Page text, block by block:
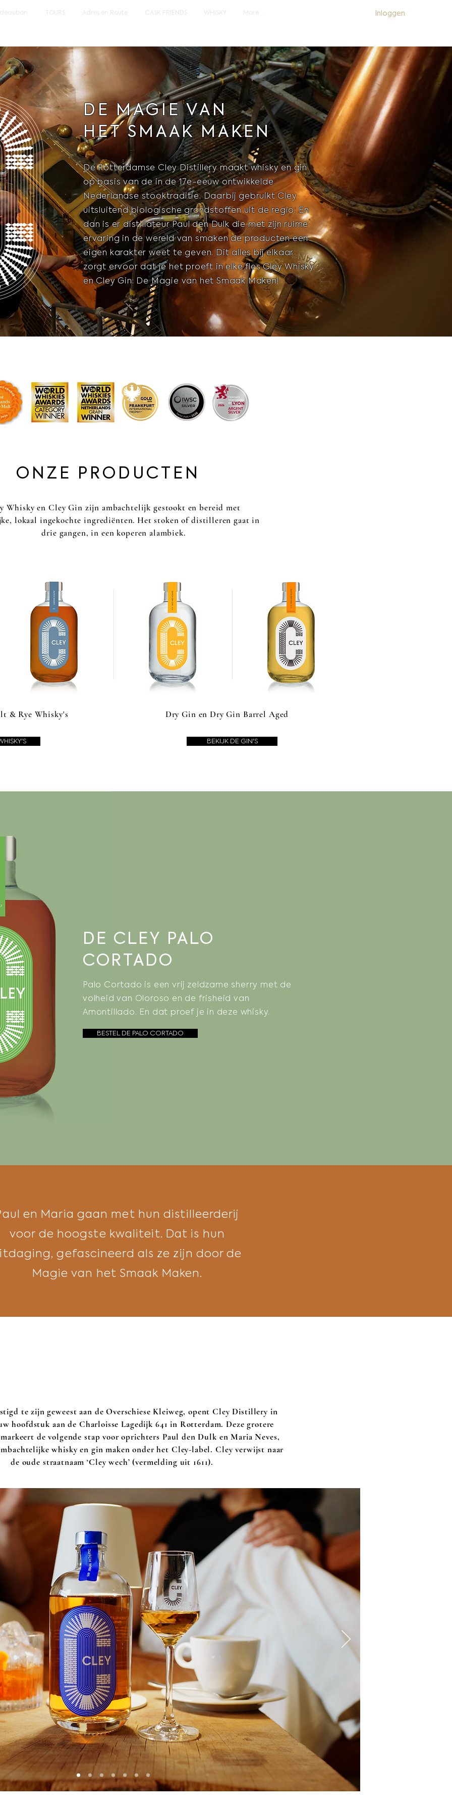
TOURS Adres en Route CASK FRIENDS WHISKY More... Inloggen
DE MAGIE VAN
HET SMAAK MAKEN
De Rotterdamse Cley Distillery maakt whisky en gin
op basis van de in de 17e-eeuw ontwikkelde
Nederlandse stooktraditie. Daarbij gebruikt Cley
uitsluitend biologische grondstoffen uit de regio. En
dan is er distillateur Paul den Dulk die met zijn ruime
ervaring in de wereld van smaken de producten een
eigen karakter weet te geven. Dit alles bij elkaar
zorgt ervoor dat je het proeft in elke fles Cley Whisky
en Cley Gin: De Magie van het Smaak Maken!
ONZE PRODUCTEN
Whisky en Cley Gin zijn ambachtelijk gestookt en bereid met
lokaal ingekochte ingrediënten. Het stoken of distilleren gaat in
drie gangen, in een koperen alambiek.
& Rye Whisky's Dry Gin en Dry Gin Barrel Aged
BEKIJK DE GIN'S
DE CLEY PALO
CORTADO
Palo Cortado is een vrij zeldzame sherry met de
volheid van Oloroso en de frisheid van
Amontillado. En dat proef je in deze whisky.
BESTEL DE PALO CORTADO
en Maria gaan met hun distilleerderij
voor de hoogste kwaliteit. Dat is hun
gefascineerd als ze zijn door de
Magie van het Smaak Maken.
te zijn geweest aan de Overschiese Kleiweg, opent Cley Distillery in
hoofdstuk aan de Charloisse Lagedijk 641 in Rotterdam. Deze grotere
de volgende stap voor oprichters Paul den Dulk en Maria Neves,
whisky en gin maken onder het Cley-label. Cley verwijst naar
de oude straatnaam ‘Cley wech’ (vermelding uit 1611).